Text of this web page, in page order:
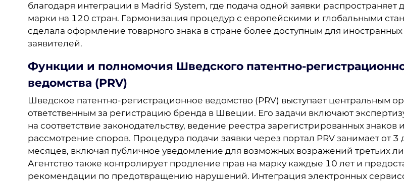
благодаря интеграции в Madrid System, где подача одной заявки распространяет
марки на 120 стран. Гармонизация процедур с европейскими и глобальными
сделала оформление товарного знака в стране более доступным для иностранных
заявителей.
Функции и полномочия Шведского патентно-
ведомства (PRV)
Шведское патентно-регистрационное ведомство (PRV) выступает центральным
ответственным за регистрацию бренда в Швеции. Его задачи включают
на соответствие законодательству, ведение реестра зарегистрированных знаков и
рассмотрение споров. Процедура подачи заявки через портал PRV занимает от 3
месяцев, включая публичное уведомление для возможных возражений третьих
Агентство также контролирует продление прав на марку каждые 10 лет и
рекомендации по предотвращению нарушений. Интеграция электронных